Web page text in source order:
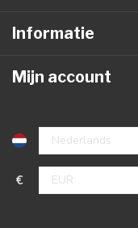
Informatie
Mijn account
€